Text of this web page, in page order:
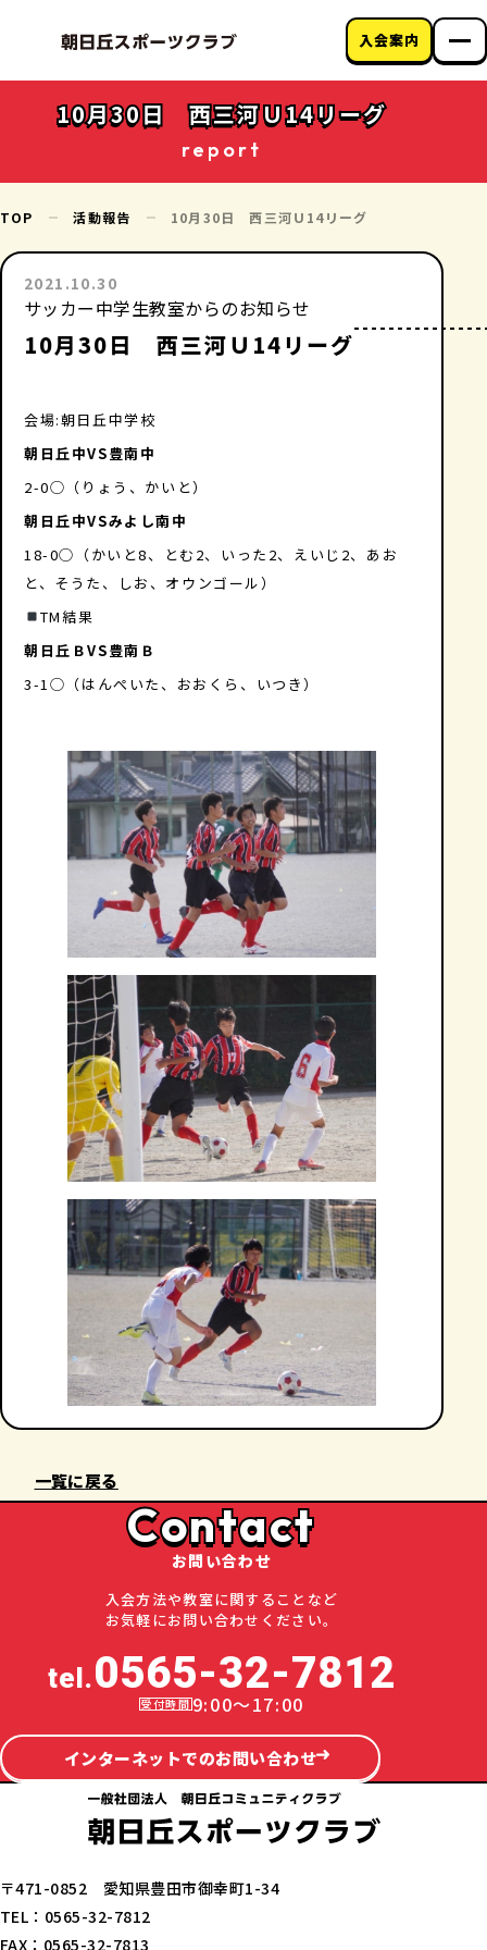
朝日丘スポーツク
ラブについて
教室のご案内
アクセス
お問い合わせ
入会案内
10月30日 西三河Ｕ14リーグ
report
TOP 活動報告 10月30日 西三河Ｕ14リーグ
2021.10.30
サッカー中学生教室からのお知らせ
10月30日 西三河Ｕ14リーグ
会場:朝日丘中学校
朝日丘中VS豊南中
2-0◯（りょう、かいと）
朝日丘中VSみよし南中
18-0◯（かいと8、とむ2、いった2、えいじ2、あお
と、そうた、しお、オウンゴール）
TM結果
朝日丘ＢVS豊南Ｂ
3-1◯（はんぺいた、おおくら、いつき）
一覧に戻る
Contact
お問い合わせ
入会方法や教室に関することなど
お気軽にお問い合わせください。
tel.0565-32-7812
9:00～17:00
インターネットでのお問い合わせ
〒471-0852 愛知県豊田市御幸町1-34
TEL：0565-32-7812
FAX：0565-32-7813